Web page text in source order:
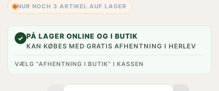
NUR NOCH 3 ARTIKEL AUF LAGER
✓ PÅ LAGER ONLINE OG I BUTIK
KAN KØBES MED GRATIS AFHENTNING I HERLEV
VÆLG “AFHENTNING I BUTIK” I KASSEN